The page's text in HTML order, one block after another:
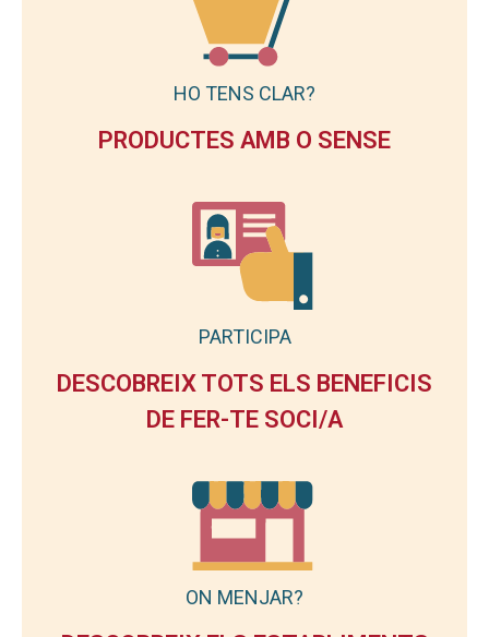
HO TENS CLAR?
PRODUCTES AMB O SENSE
PARTICIPA
DESCOBREIX TOTS ELS BENEFICIS
DE FER-TE SOCI/A
ON MENJAR?